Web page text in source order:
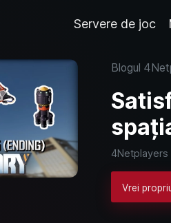
Servere de joc
Blogul
4Netplayers
Vrei